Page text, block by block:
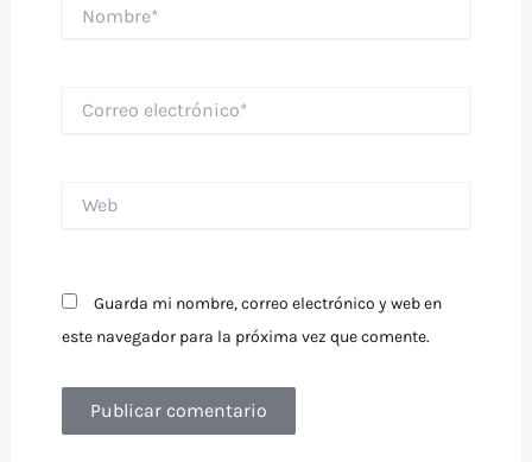
electrónico*
Guarda mi nombre, correo electrónico y web en
este navegador para la próxima vez que comente.